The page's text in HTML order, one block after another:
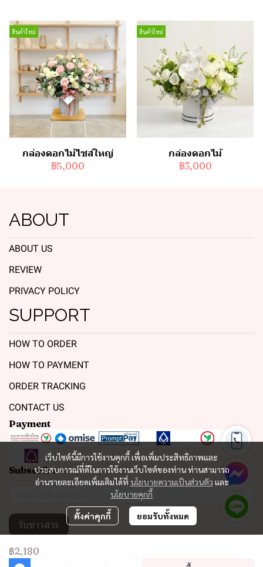
สินค้าใหม่
กล่องดอกไม้ไซส์ใหญ่
฿5,000
สินค้าใหม่
กล่องดอกไม้
฿3,000
฿2,180
เว็บไซต์นี้มีการใช้งานคุกกี้ เพื่อเพิ่มประสิทธิภาพและ
ประสบการณ์ที่ดีในการใช้งานเว็บไซต์ของท่าน ท่านสามารถ
อ่านรายละเอียดเพิ่มเติมได้ที่ นโยบายความเป็นส่วนตัว และ
นโยบายคุกกี้
ตั้งค่าคุกกี้ ยอมรับทั้งหมด
ABOUT
ABOUT US
REVIEW
PRIVACY POLICY
SUPPORT
HOW TO ORDER
HOW TO PAYMENT
ORDER TRACKING
CONTACT US
Payment
Subscribe
รับข่าวสาร
Copyright 2023 | All Rights Reserved | Powered by MWE